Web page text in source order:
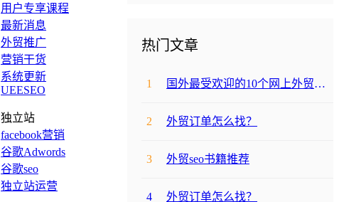
热门文章
1 国外最受欢迎的10个网上外贸购物网站
2 外贸订单怎么找？
3 外贸seo书籍推荐
4 外贸订单怎么找？
用户专享课程
最新消息
外贸推广
营销干货
系统更新
UEESEO
独立站
facebook营销
谷歌Adwords
谷歌seo
独立站运营